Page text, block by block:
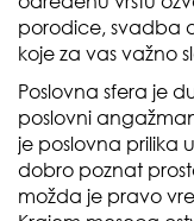
porodice, svadba
koje za vas važno
Poslovna sfera je
poslovni
je poslovna prilika
dobro poznat
možda je pravo